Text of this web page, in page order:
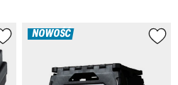
NOWOŚĆ